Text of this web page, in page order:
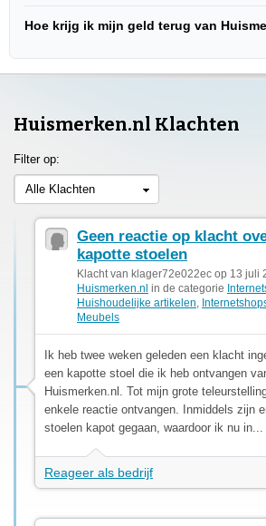
Hoe krijg ik mijn geld terug van
Huismerken.nl Klachten
Filter op:
Alle Klachten
Geen reactie op klacht
kapotte stoelen
Klacht van klager72e022ec op 13 juli
Huismerken.nl in de categorie
Huishoudelijke artikelen
Meubels
Ik heb twee weken geleden een klacht
een kapotte stoel die ik heb ontvangen
Huismerken.nl. Tot mijn grote
enkele reactie ontvangen. Inmiddels zijn
stoelen kapot gegaan, waardoor ik nu in...
Reageer als bedrijf